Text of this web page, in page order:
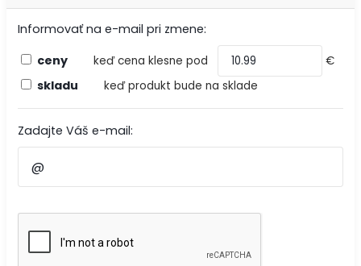
Informovať na e-mail pri zmene:
ceny
keď cena klesne pod €
skladu keď produkt bude na sklade
Zadajte Váš e-mail: